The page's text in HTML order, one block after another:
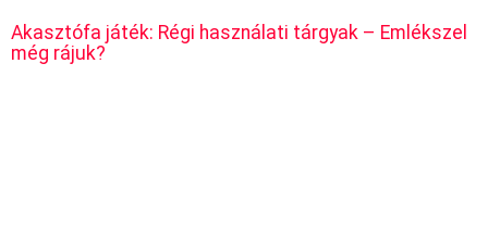
Akasztófa játék: Régi használati tárgyak – Emlékszel
még rájuk?